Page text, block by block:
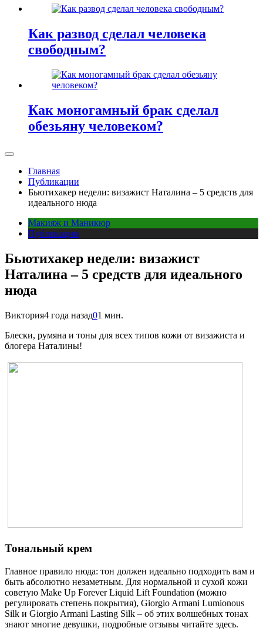
Как развод сделал человека
свободным?
Как моногамный брак сделал
обезьяну человеком?
Главная
Публикации
Бьютихакер недели: визажист Наталина – 5 средств для
идеального нюда
Макияж и Маникюр
Публикации
Бьютихакер недели: визажист
Наталина – 5 средств для идеального
нюда
Виктория4 года назад01 мин.
Блески, румяна и тоны для всех типов кожи от визажиста и
блогера Наталины!
Тональный крем
Главное правило нюда: тон должен идеально подходить вам и
быть абсолютно незаметным. Для нормальной и сухой кожи
советую Make Up Forever Liquid Lift Foundation (можно
регулировать степень покрытия), Giorgio Armani Lumionous
Silk и Giorgio Armani Lasting Silk – об этих волшебных тонах
знают многие девушки, подробные отзывы читайте здесь.